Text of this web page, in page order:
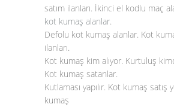
satım ilanları. İkinci el kodlu maç
kot kumaş alanlar.
Defolu kot kumaş alanlar. Kot
ilanları.
Kot kumaş kim alıyor. Kurtuluş
Kot kumaş satanlar.
Kutlaması yapılır. Kot kumaş satış
kumaş